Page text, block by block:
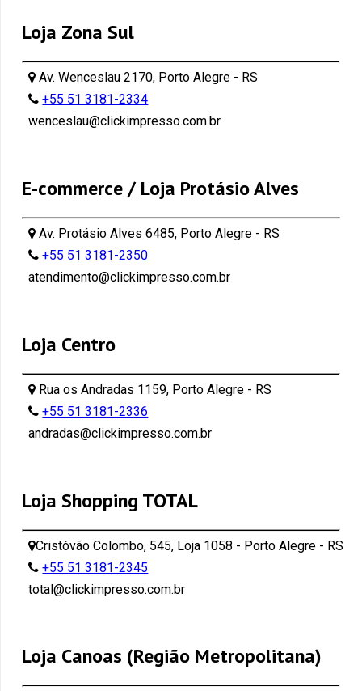
Loja Zona Sul
Av. Wenceslau 2170, Porto Alegre - RS
+55 51 3181-2334
wenceslau@clickimpresso.com.br
E-commerce / Loja Protásio Alves
Av. Protásio Alves 6485, Porto Alegre - RS
+55 51 3181-2350
atendimento@clickimpresso.com.br
Loja Centro
Rua os Andradas 1159, Porto Alegre - RS
+55 51 3181-2336
andradas@clickimpresso.com.br
Loja Shopping TOTAL
Cristóvão Colombo, 545, Loja 1058 - Porto Alegre - RS
+55 51 3181-2345
total@clickimpresso.com.br
Loja Canoas (Região Metropolitana)